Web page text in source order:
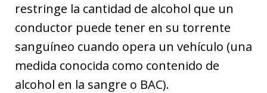
restringe la cantidad de alcohol que un
conductor puede tener en su torrente
sanguíneo cuando opera un vehículo (una
medida conocida como contenido de
alcohol en la sangre o BAC).